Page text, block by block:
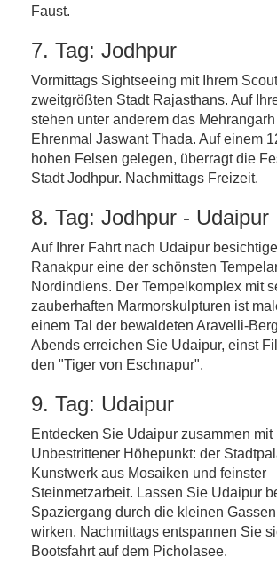
Faust.
7. Tag: Jodhpur
Vormittags Sightseeing mit Ihrem
zweitgrößten Stadt Rajasthans. Auf
stehen unter anderem das
Ehrenmal Jaswant Thada. Auf einem
hohen Felsen gelegen, überragt die
Stadt Jodhpur. Nachmittags Freizeit.
8. Tag: Jodhpur - Udaipur
Auf Ihrer Fahrt nach Udaipur
Ranakpur eine der schönsten
Nordindiens. Der Tempelkomplex mit
zauberhaften Marmorskulpturen ist
einem Tal der bewaldeten Aravelli-
Abends erreichen Sie Udaipur, einst
den "Tiger von Eschnapur".
9. Tag: Udaipur
Entdecken Sie Udaipur zusammen mit
Unbestrittener Höhepunkt: der
Kunstwerk aus Mosaiken und feinster
Steinmetzarbeit. Lassen Sie Udaipur
Spaziergang durch die kleinen
wirken. Nachmittags entspannen Sie
Bootsfahrt auf dem Picholasee.